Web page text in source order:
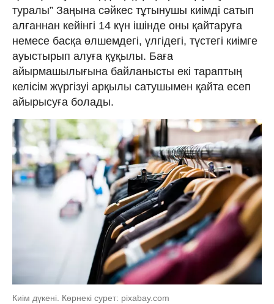
туралы” Заңына сәйкес тұтынушы киімді сатып
алғаннан кейінгі 14 күн ішінде оны қайтаруға
немесе басқа өлшемдегі, үлгідегі, түстегі киімге
ауыстырып алуға құқылы. Баға
айырмашылығына байланысты екі тараптың
келісім жүргізуі арқылы сатушымен қайта есеп
айырысуға болады.
Киім дүкені. Көрнекі сурет: pixabay.com